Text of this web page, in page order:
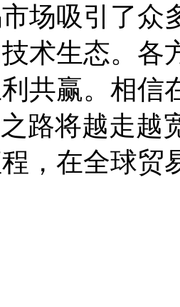
场吸引了众
术生态。各
共赢。相信
路将越走越
，在全球贸